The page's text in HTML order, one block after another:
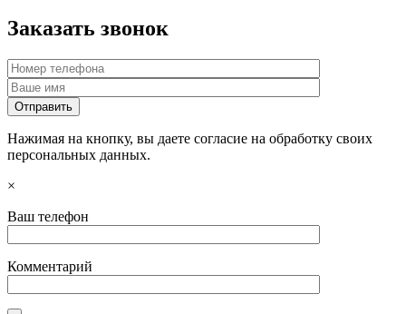
Заказать звонок
Нажимая на кнопку, вы даете согласие на обработку своих
персональных данных.
×
Ваш телефон
Комментарий